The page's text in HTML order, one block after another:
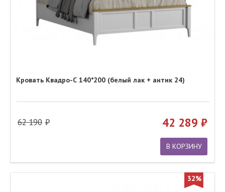
Кровать Квадро-С 140*200 (белый лак + антик 24)
62 190 42 289
В КОРЗИНУ
32%